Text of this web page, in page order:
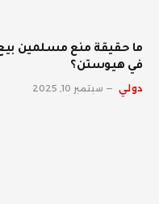
ما حقيقة منع مسلمين بيع
في هيوستن؟
دولي سبتمبر 10, 2025